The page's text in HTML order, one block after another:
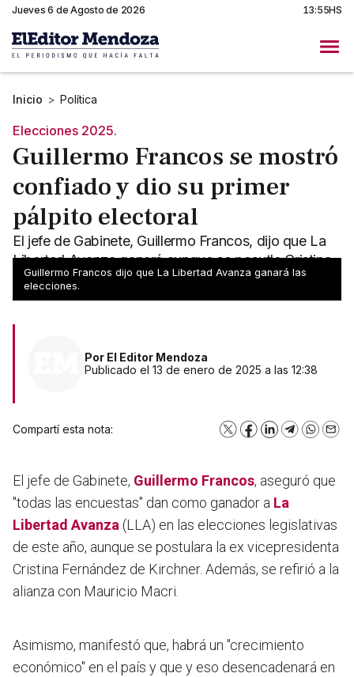
Jueves 6 de Agosto de 2026 13:55HS
Inicio > Política
Elecciones 2025.
Guillermo Francos se mostró
confiado y dio su primer
pálpito electoral
El jefe de Gabinete, Guillermo Francos, dijo que La
Libertad Avanza ganará aunque se posutle Cristina
Fernández de Kirchner.
Guillermo Francos dijo que La Libertad Avanza ganará las
elecciones.
Por El Editor Mendoza
Publicado el 13 de enero de 2025 a las 12:38
Compartí esta nota: X Facebook
LinkedInTelegram
El jefe de Gabinete, Guillermo Francos, aseguró que
"todas las encuestas" dan como ganador a La
Libertad Avanza (LLA) en las elecciones legislativas
de este año, aunque se postulara la ex vicepresidenta
Cristina Fernández de Kirchner. Además, se refirió a la
alianza con Mauricio Macri.
Asimismo, manifestó que, habrá un "crecimiento
económico" en el país y que y eso desencadenará en